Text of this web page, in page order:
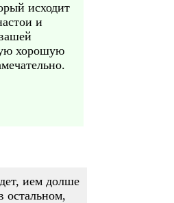
исходит
и
хорошую
ием долше
остальном,